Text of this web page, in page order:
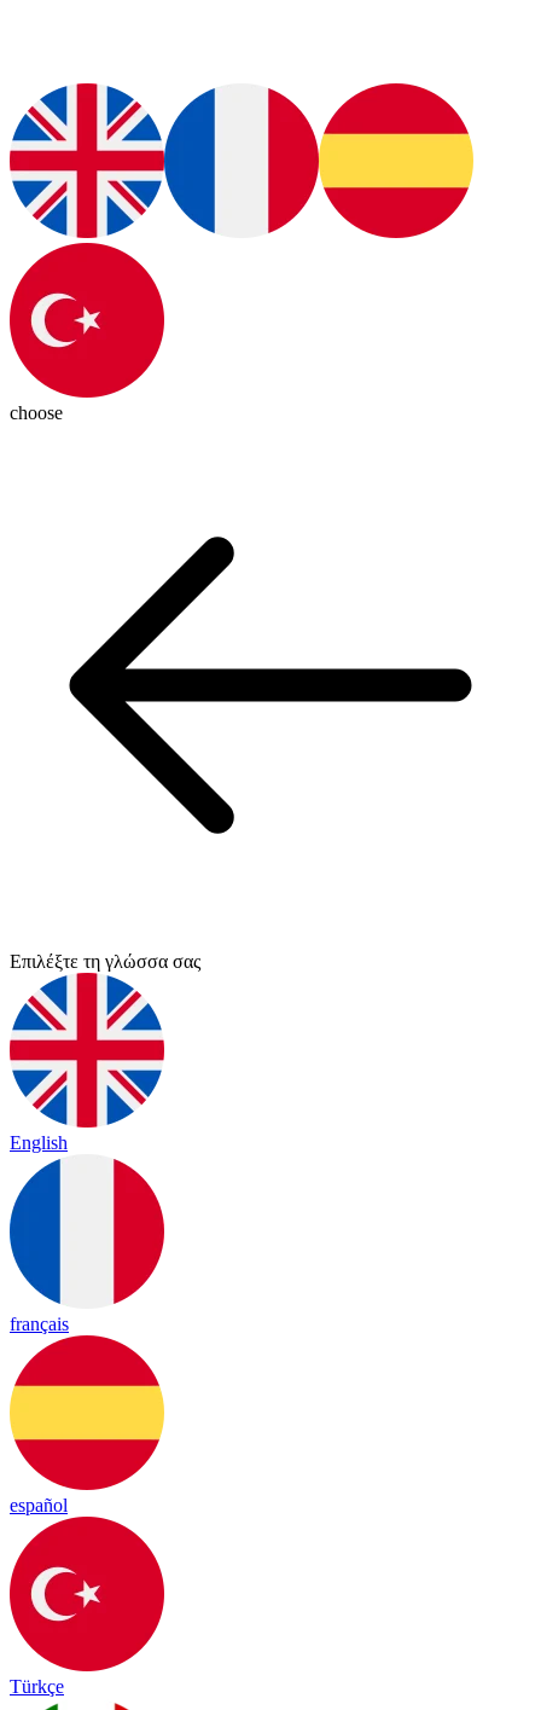
choose
Επιλέξτε τη γλώσσα σας
English
français
español
Türkçe